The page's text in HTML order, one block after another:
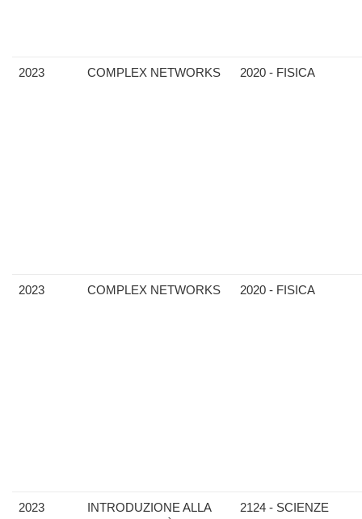
2023 COMPLEX NETWORKS 2020 - FISICA
2023 COMPLEX NETWORKS 2020 - FISICA
2023
INTRODUZIONE ALLA
2124 - SCIENZE